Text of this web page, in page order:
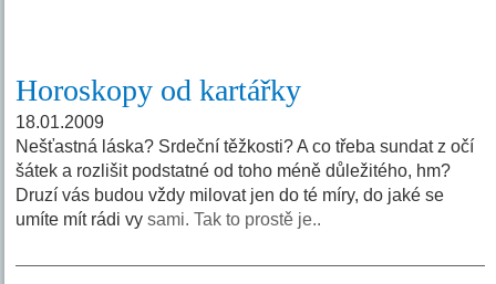
Horoskopy od kartářky
18.01.2009
Nešťastná láska? Srdeční těžkosti? A co třeba sundat z očí
šátek a rozlišit podstatné od toho méně důležitého, hm?
Druzí vás budou vždy milovat jen do té míry, do jaké se
umíte mít rádi vysami. Tak to prostě je..